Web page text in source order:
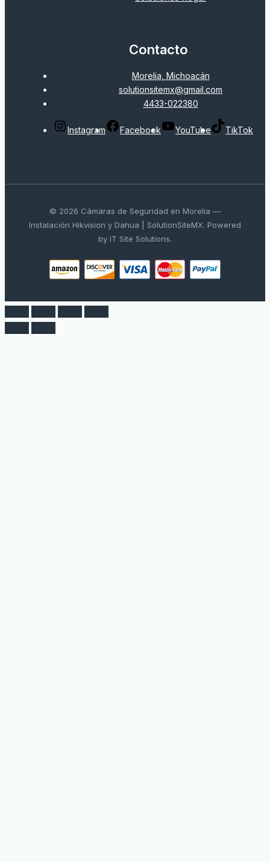
Contacto
Morelia, Michoacán
solutionsitemx@gmail.com
4433-022380
Instagram Facebook YouTube TikTok
© 2026 Cámaras de Seguridad en Morelia —
Instalación Hikvision y Dahua | SolutionSiteMX. Powered
by IT Site Solutions.